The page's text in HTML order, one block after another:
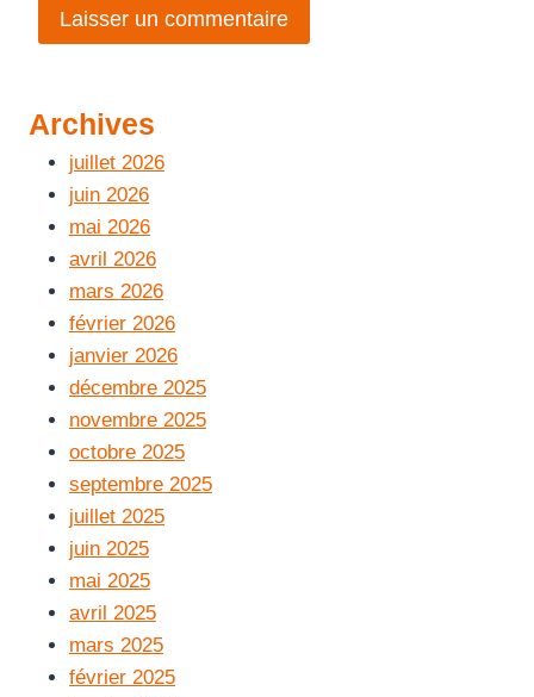
Archives
juillet 2026
juin 2026
mai 2026
avril 2026
mars 2026
février 2026
janvier 2026
décembre 2025
novembre 2025
octobre 2025
septembre 2025
juillet 2025
juin 2025
mai 2025
avril 2025
mars 2025
février 2025